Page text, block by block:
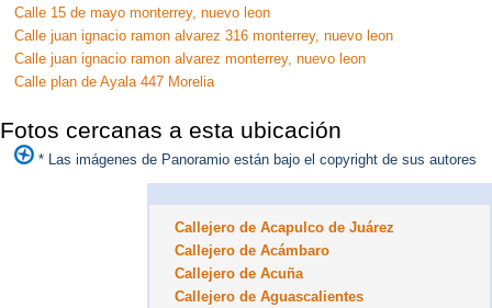
Calle 15 de mayo monterrey, nuevo leon
Calle juan ignacio ramon alvarez 316 monterrey, nuevo leon
Calle juan ignacio ramon alvarez monterrey, nuevo leon
Calle plan de Ayala 447 Morelia
Fotos cercanas a esta ubicación
* Las imágenes de Panoramio están bajo el copyright de sus autores
Callejero de Acapulco de Juárez
Callejero de Acámbaro
Callejero de Acuña
Callejero de Aguascalientes